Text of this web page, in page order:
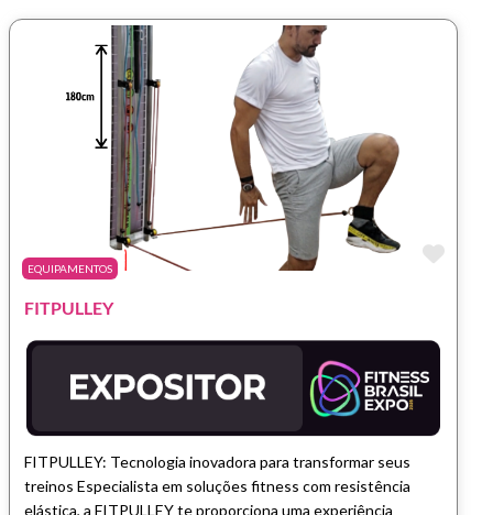
EQUIPAMENTOS
FITPULLEY
FITPULLEY: Tecnologia inovadora para transformar seus
treinos Especialista em soluções fitness com resistência
elástica, a FITPULLEY te proporciona uma experiência